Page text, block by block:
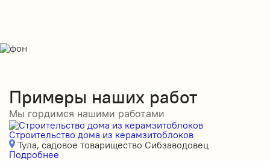
Примеры наших работ
Мы гордимся нашими работами
Строительство дома из керамзитоблоков
Тула, садовое товарищество Сибзаводовец
Подробнее